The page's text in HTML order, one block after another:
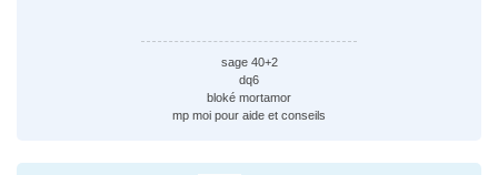
sage 40+2
dq6
bloké mortamor
mp moi pour aide et conseils